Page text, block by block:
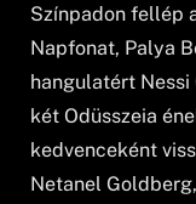
Színpadon fellép
Napfonat, Palya
hangulatért Nessi
két Odüsszeia
kedvenceként
Netanel